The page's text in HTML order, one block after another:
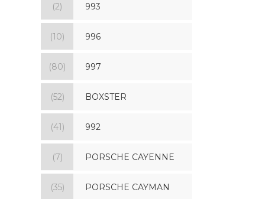
(2) 993
(10) 996
(80) 997
(52) BOXSTER
(41) 992
(7) PORSCHE CAYENNE
(35) PORSCHE CAYMAN